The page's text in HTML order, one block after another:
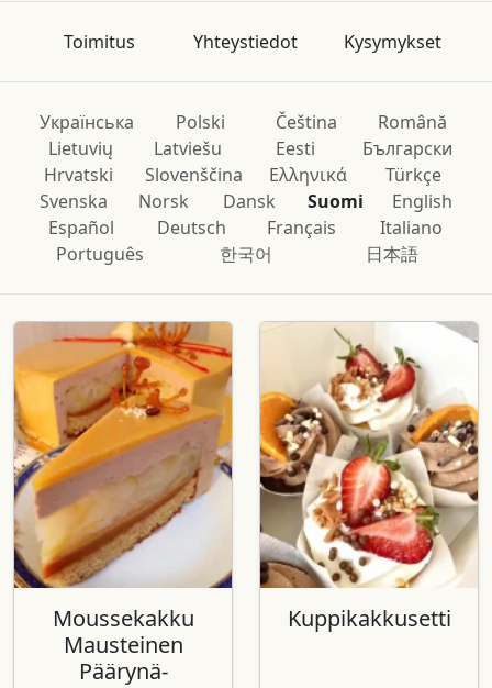
Toimitus Yhteystiedot Kysymykset
Українська Polski Čeština
Română
Lietuvių
Latviešu Eesti
Български
Hrvatski
Slovenščina Ελληνικά
Türkçe
Svenska
Norsk Dansk Suomi
English
Español
Deutsch Français
Italiano
Português
한국어 日本語
Moussekakku
Mausteinen
Päärynä-
Kuppikakkusetti